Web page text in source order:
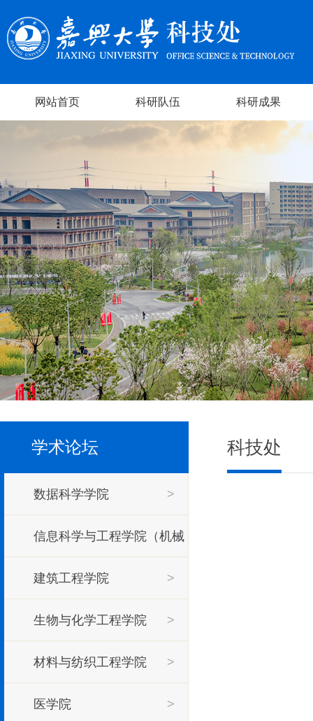
网站首页 科研队伍 科研成果
学术论坛
数据科学学院 >
信息科学与工程学院（机械
工程学院） >
建筑工程学院 >
生物与化学工程学院 >
材料与纺织工程学院 >
医学院 >
科技处